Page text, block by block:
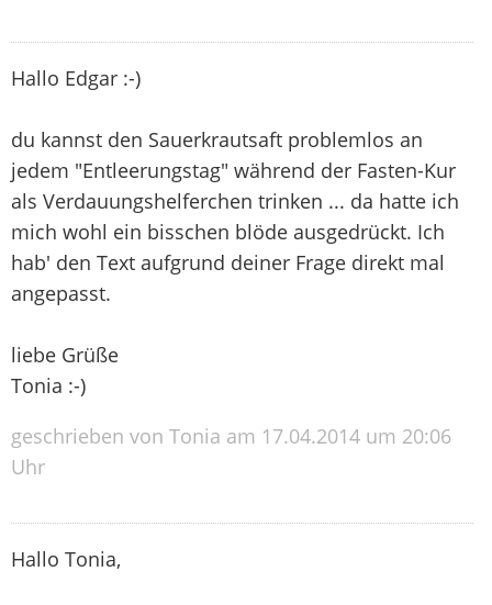
Hallo Edgar :-)
du kannst den Sauerkrautsaft problemlos an
jedem "Entleerungstag" während der Fasten-Kur
als Verdauungshelferchen trinken ... da hatte ich
mich wohl ein bisschen blöde ausgedrückt. Ich
hab' den Text aufgrund deiner Frage direkt mal
angepasst.
liebe Grüße
Tonia :-)
geschrieben von Tonia am 17.04.2014 um 20:06
Uhr
Hallo Tonia,